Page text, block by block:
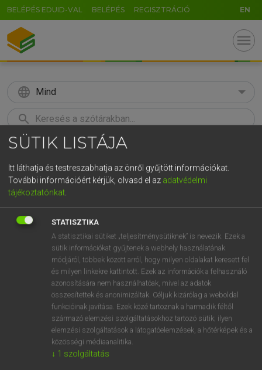
BELÉPÉS EDUID-VAL BELÉPÉS REGISZTRÁCIÓ EN
menu
language Mind
search
KERESÉS
Európai uniós terminológiai szótár
VAN ELŐFIZETÉSED?
Van előfizetésem a teljes szócikk megtekintéséhez.
BELÉPÉS
SÜTIK LISTÁJA
Itt láthatja és testreszabhatja az önről gyűjtött információkat.
További információért kérjük, olvasd el az adatvédelmi
tájékoztatónkat.
STATISZTIKA
A statisztikai sütiket „teljesítménysütiknek” is nevezik. Ezek a
sütik információkat gyűjtenek a webhely használatának
módjáról, többek között arról, hogy milyen oldalakat keresett fel
és milyen linkekre kattintott. Ezek az információk a felhasználó
azonosítására nem használhatóak, mivel az adatok
összesítettek és anonimizáltak. Céljuk kizárólag a weboldal
funkcióinak javítása. Ezek közé tartoznak a harmadik féltől
származó elemzési szolgáltatásokhoz tartozó sütik; ilyen
elemzési szolgáltatások a látogatóelemzések, a hőtérképek és a
közösségi médiaanalitika.
↓ 1 szolgáltatás
GR
t z u i o p
g h j k l é á ű Ω
n m , . AltGr